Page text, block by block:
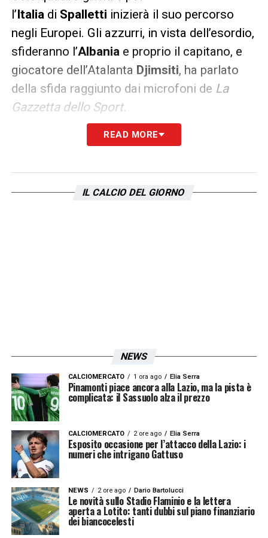
l’Italia di Spalletti inizierà il suo percorso
negli Europei. Gli azzurri, in vista dell’esordio,
sfideranno l’Albania e proprio il capitano, e
giocatore dell’Atalanta Djimsiti, ha parlato
della sfida raggiunto dai microfoni de La
Gazzetta dello Sport.
Italia favorita? Dico sì perché
che tre anni fa festeggiava l’Europeo. Hanno
avuto alti e bassi dopo il 2021 ma è una
READ MORE
IL CALCIO DEL GIORNO
NEWS
CALCIOMERCATO 1 ora ago Elia Serra
Pinamonti piace ancora alla Lazio, ma la pista è
complicata: il Sassuolo alza il prezzo
CALCIOMERCATO 2 ore ago Elia Serra
Esposito occasione per l’attacco della Lazio: i
numeri che intrigano Gattuso
NEWS 2 ore ago Dario Bartolucci
Le novità sullo Stadio Flaminio e la lettera
aperta a Lotito: tanti dubbi sul piano finanziario
dei biancocelesti